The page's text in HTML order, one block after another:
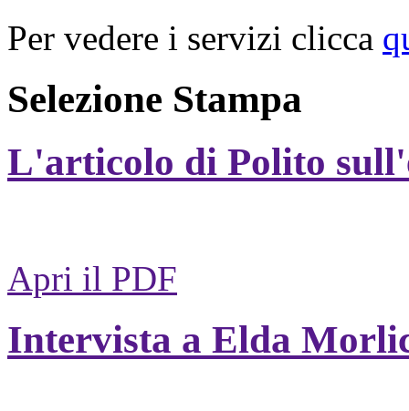
Per vedere i servizi clicca
Selezione Stampa
L'articolo di Polito
Apri il PDF
Intervista a Elda